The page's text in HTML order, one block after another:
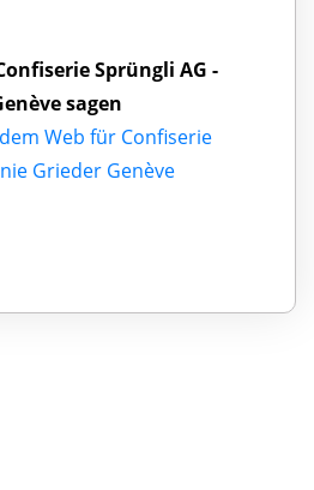
Sprüngli AG -
sagen
Web für Confiserie
Grieder Genève